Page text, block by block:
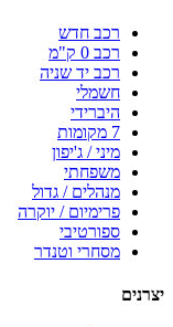
רכב חדש
רכב 0 ק"מ
רכב יד שניה
חשמלי
היברידי
7 מקומות
מיני / ג'יפון
משפחתי
מנהלים / גדול
פרימיום / יוקרה
ספורטיבי
מסחרי וטנדר
יצרנים